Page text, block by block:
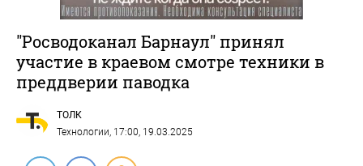
"Росводоканал Барнаул" принял
участие в краевом смотре техники в
преддверии паводка
ТОЛК
Технологии, 17:00, 19.03.2025